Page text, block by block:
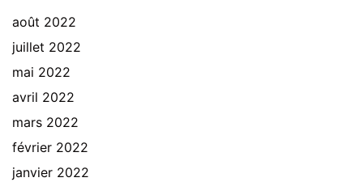
août 2022
juillet 2022
mai 2022
avril 2022
mars 2022
février 2022
janvier 2022